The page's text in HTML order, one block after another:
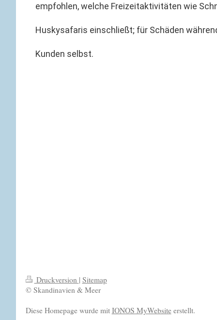
empfohlen, welche Freizeitaktivitäten wie
Huskysafaris einschließt; für Schäden
Kunden selbst.
Druckversion | Sitemap
© Skandinavien & Meer
Diese Homepage wurde mit IONOS MyWebsiteerstellt.